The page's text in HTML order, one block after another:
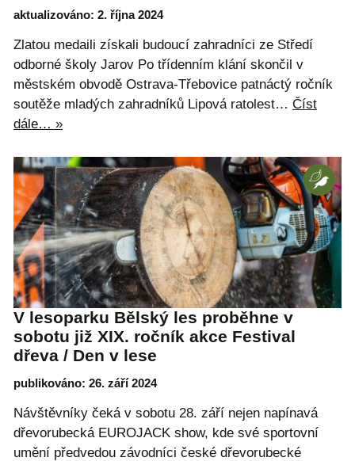
aktualizováno: 2. října 2024
Zlatou medaili získali budoucí zahradníci ze Středí
odborné školy Jarov Po třídenním klání skončil v
městském obvodě Ostrava-Třebovice patnáctý ročník
soutěže mladých zahradníků Lipová ratolest… Číst
dále… »
V lesoparku Bělský les proběhne v
sobotu již XIX. ročník akce Festival
dřeva / Den v lese
publikováno: 26. září 2024
Návštěvníky čeká v sobotu 28. září nejen napínavá
dřevorubecká EUROJACK show, kde své sportovní
umění předvedou závodníci české dřevorubecké